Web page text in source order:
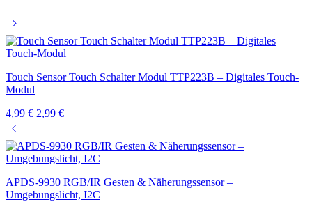
Touch Sensor Touch Schalter Modul TTP223B – Digitales Touch-
Modul
4,99€ Ursprünglicher
4,99 €
2,99 €Aktueller
2,99 €.
APDS-9930 RGB/IR Gesten & Näherungssensor –
Umgebungslicht, I2C